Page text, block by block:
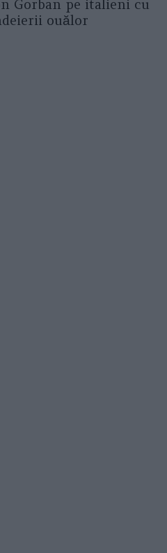
Gorban pe italieni cu
ouălor